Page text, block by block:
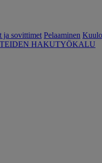
ja sovittimet Pelaaminen
HAKUTYÖKALU